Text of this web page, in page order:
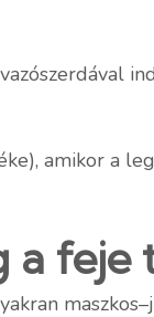
amikor a
a feje